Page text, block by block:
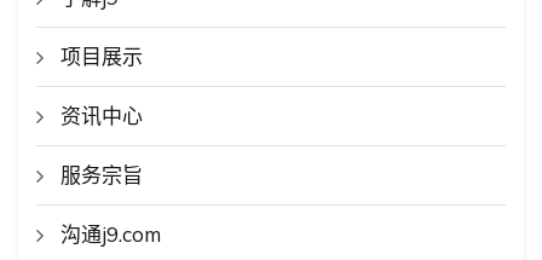
项目展示
资讯中心
服务宗旨
沟通j9.com